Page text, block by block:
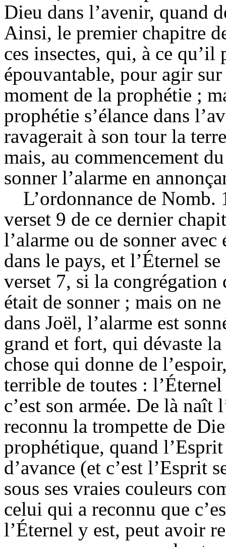
Dieu dans l’avenir, quand
Ainsi, le premier chapitre
ces insectes, qui, à ce
épouvantable, pour agir
moment de la prophétie ;
prophétie s’élance dans
ravagerait à son tour la
mais, au commencement
sonner l’alarme en
L’ordonnance de Nomb.
verset 9 de ce dernier
l’alarme ou de sonner
dans le pays, et l’Éternel
verset 7, si la congrégation
était de sonner ; mais on
dans Joël, l’alarme est
grand et fort, qui dévaste
chose qui donne de
terrible de toutes :
c’est son armée. De là naît
reconnu la trompette de
prophétique, quand
d’avance (et c’est
sous ses vraies couleurs
celui qui a reconnu que
l’Éternel y est, peut avoir